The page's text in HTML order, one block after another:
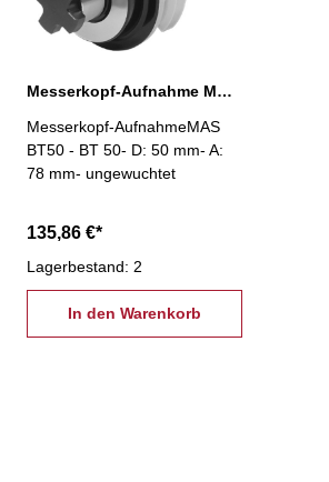
Messerkopf-Aufnahme MAS BT50, D:50 mm / A:78 mm
Messerkopf-AufnahmeMAS
BT50 - BT 50- D: 50 mm- A:
78 mm- ungewuchtet
135,86 €*
Lagerbestand: 2
In den Warenkorb